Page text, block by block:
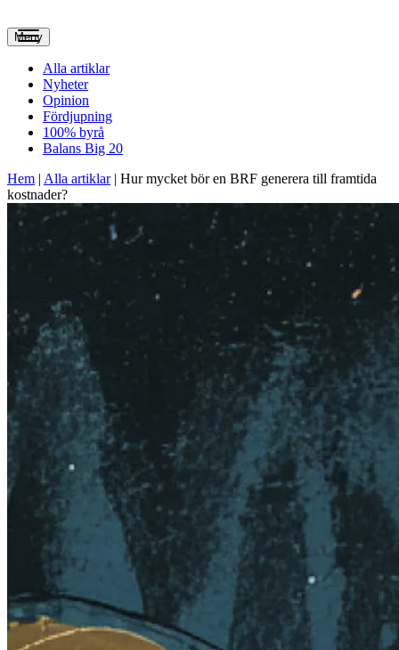
Meny
Alla artiklar
Nyheter
Opinion
Fördjupning
100% byrå
Balans Big 20
Hem | Alla artiklar| Hur mycket bör en BRF generera till framtida
kostnader?